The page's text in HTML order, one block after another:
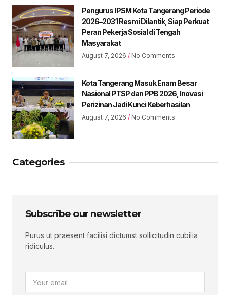
Pengurus IPSM Kota Tangerang Periode
2026–2031 Resmi Dilantik, Siap Perkuat
Peran Pekerja Sosial di Tengah
Masyarakat
August 7, 2026 No Comments
Kota Tangerang Masuk Enam Besar
Nasional PTSP dan PPB 2026, Inovasi
Perizinan Jadi Kunci Keberhasilan
August 7, 2026 No Comments
Categories
Subscribe our newsletter
Purus ut praesent facilisi dictumst sollicitudin cubilia
ridiculus.